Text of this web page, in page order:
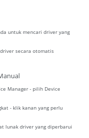
untuk mencari driver yang
secara otomatis
Manager - pilih Device
- klik kanan yang perlu
lunak driver yang diperbarui